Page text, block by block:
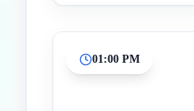
01:00 PM